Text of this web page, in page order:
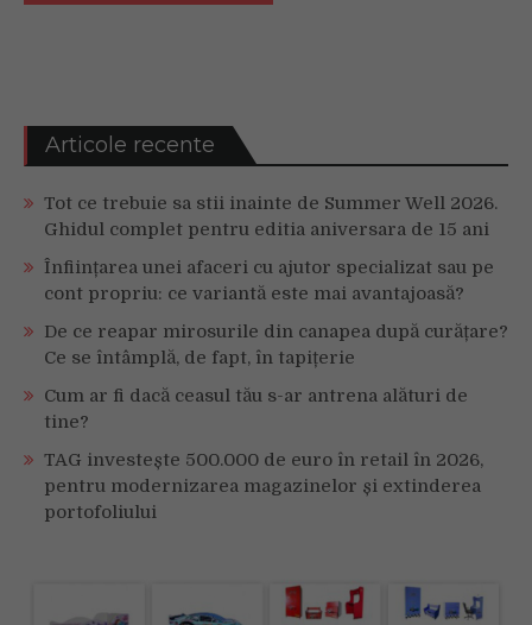
Articole recente
Tot ce trebuie sa stii inainte de Summer Well 2026.
Ghidul complet pentru editia aniversara de 15 ani
Înființarea unei afaceri cu ajutor specializat sau pe
cont propriu: ce variantă este mai avantajoasă?
De ce reapar mirosurile din canapea după curățare?
Ce se întâmplă, de fapt, în tapițerie
Cum ar fi dacă ceasul tău s-ar antrena alături de
tine?
TAG investește 500.000 de euro în retail în 2026,
pentru modernizarea magazinelor și extinderea
portofoliului